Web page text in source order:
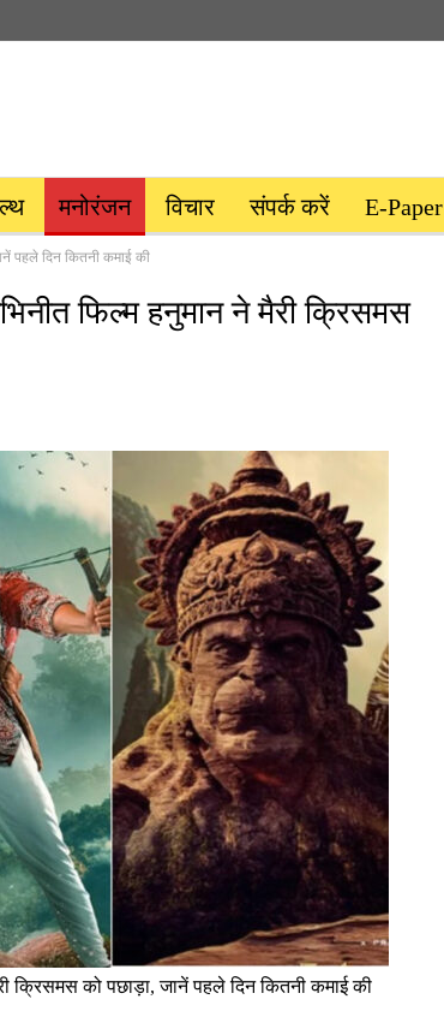
मनोरंजन विचार संपर्क करें E-Paper
पहले दिन कितनी कमाई की
फिल्म हनुमान ने मैरी क्रिसमस
क्रिसमस को पछाड़ा, जानें पहले दिन कितनी कमाई की